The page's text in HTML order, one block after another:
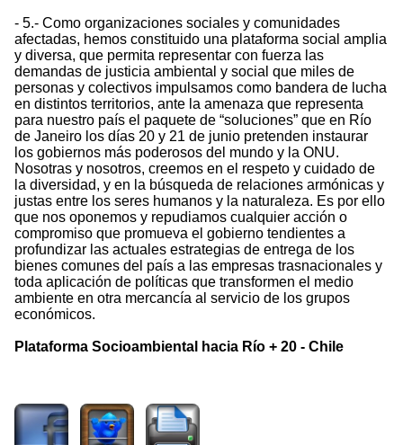
- 5.- Como organizaciones sociales y comunidades
afectadas, hemos constituido una plataforma social amplia
y diversa, que permita representar con fuerza las
demandas de justicia ambiental y social que miles de
personas y colectivos impulsamos como bandera de lucha
en distintos territorios, ante la amenaza que representa
para nuestro país el paquete de “soluciones” que en Río
de Janeiro los días 20 y 21 de junio pretenden instaurar
los gobiernos más poderosos del mundo y la ONU.
Nosotras y nosotros, creemos en el respeto y cuidado de
la diversidad, y en la búsqueda de relaciones armónicas y
justas entre los seres humanos y la naturaleza. Es por ello
que nos oponemos y repudiamos cualquier acción o
compromiso que promueva el gobierno tendientes a
profundizar las actuales estrategias de entrega de los
bienes comunes del país a las empresas trasnacionales y
toda aplicación de políticas que transformen el medio
ambiente en otra mercancía al servicio de los grupos
económicos.
Plataforma Socioambiental hacia Río + 20 - Chile